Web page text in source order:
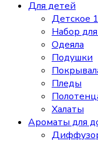
Для детей
Детское
Набор
Одеяла
Подушки
Пледы
Халаты
Ароматы для